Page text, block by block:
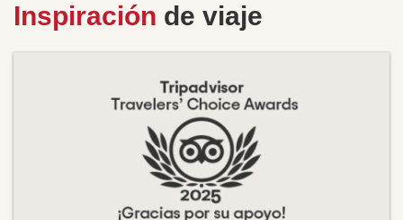
Inspiración de viaje